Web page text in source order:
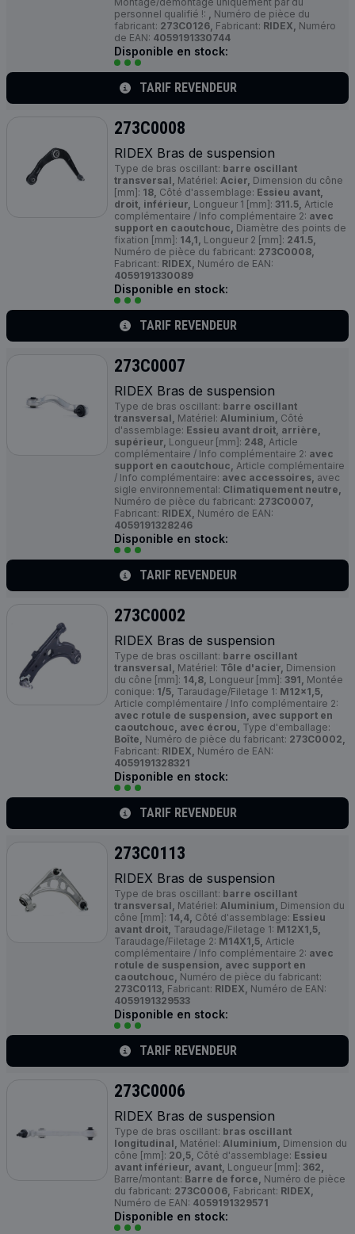
personnel qualifié !: , Numéro de pièce du
fabricant: 273C0126, Fabricant: RIDEX, Numéro
de EAN: 4059191330744
Disponible en stock:
TARIF REVENDEUR
273C0008
RIDEX Bras de suspension
Type de bras oscillant: barre oscillant
transversal, Matériel: Acier, Dimension du cône
[mm]: 18, Côté d'assemblage: Essieu avant,
droit, inférieur, Longueur 1 [mm]: 311.5, Article
complémentaire / Info complémentaire 2: avec
support en caoutchouc, Diamètre des points de
fixation [mm]: 14,1, Longueur 2 [mm]: 241.5,
Numéro de pièce du fabricant: 273C0008,
Fabricant: RIDEX, Numéro de EAN:
4059191330089
Disponible en stock:
TARIF REVENDEUR
273C0007
RIDEX Bras de suspension
Type de bras oscillant: barre oscillant
transversal, Matériel: Aluminium, Côté
d'assemblage: Essieu avant droit, arrière,
supérieur, Longueur [mm]: 248, Article
complémentaire / Info complémentaire 2: avec
support en caoutchouc, Article complémentaire
/ Info complémentaire: avec accessoires, avec
sigle environnemental: Climatiquement neutre,
Numéro de pièce du fabricant: 273C0007,
Fabricant: RIDEX, Numéro de EAN:
4059191328246
Disponible en stock:
TARIF REVENDEUR
273C0002
RIDEX Bras de suspension
Type de bras oscillant: barre oscillant
transversal, Matériel: Tôle d'acier, Dimension
du cône [mm]: 14,8, Longueur [mm]: 391, Montée
conique: 1/5, Taraudage/Filetage 1: M12×1,5,
Article complémentaire / Info complémentaire 2:
avec rotule de suspension, avec support en
caoutchouc, avec écrou, Type d'emballage:
Boîte, Numéro de pièce du fabricant: 273C0002,
Fabricant: RIDEX, Numéro de EAN:
4059191328321
Disponible en stock:
TARIF REVENDEUR
273C0113
RIDEX Bras de suspension
Type de bras oscillant: barre oscillant
transversal, Matériel: Aluminium, Dimension du
cône [mm]: 14,4, Côté d'assemblage: Essieu
avant droit, Taraudage/Filetage 1: M12X1,5,
Taraudage/Filetage 2: M14X1,5, Article
complémentaire / Info complémentaire 2: avec
rotule de suspension, avec support en
caoutchouc, Numéro de pièce du fabricant:
273C0113, Fabricant: RIDEX, Numéro de EAN:
4059191329533
Disponible en stock:
TARIF REVENDEUR
273C0006
RIDEX Bras de suspension
Type de bras oscillant: bras oscillant
longitudinal, Matériel: Aluminium, Dimension du
cône [mm]: 20,5, Côté d'assemblage: Essieu
avant inférieur, avant, Longueur [mm]: 362,
Barre/montant: Barre de force, Numéro de pièce
du fabricant: 273C0006, Fabricant: RIDEX,
Numéro de EAN: 4059191329571
Disponible en stock: